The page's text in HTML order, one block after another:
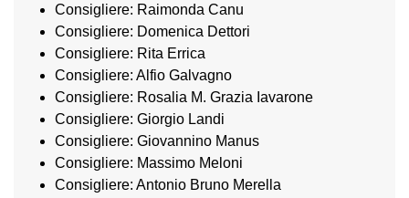
Consigliere: Raimonda Canu
Consigliere: Domenica Dettori
Consigliere: Rita Errica
Consigliere: Alfio Galvagno
Consigliere: Rosalia M. Grazia Iavarone
Consigliere: Giorgio Landi
Consigliere: Giovannino Manus
Consigliere: Massimo Meloni
Consigliere: Antonio Bruno Merella